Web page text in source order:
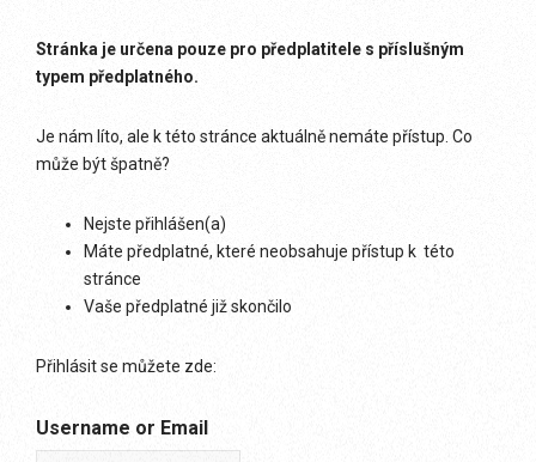
Stránka je určena pouze pro předplatitele s příslušným
typem předplatného.
Je nám líto, ale k této stránce aktuálně nemáte přístup. Co
může být špatně?
Nejste přihlášen(a)
Máte předplatné, které neobsahuje přístup k této
stránce
Vaše předplatné již skončilo
Přihlásit se můžete zde:
Username or Email